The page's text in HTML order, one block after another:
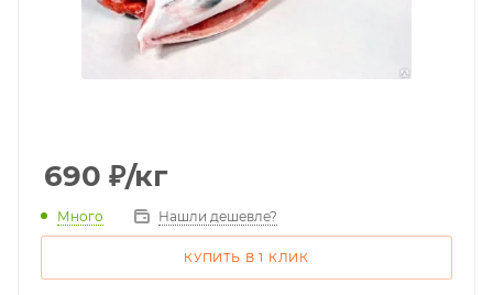
690 ₽/кг
Много Нашли дешевле?
КУПИТЬ В 1 КЛИК